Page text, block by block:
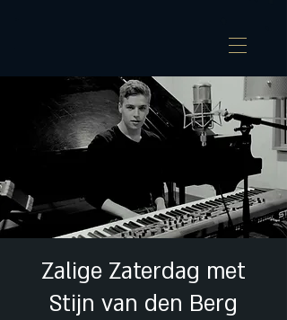
Zalige Zaterdag met
Stijn van den Berg